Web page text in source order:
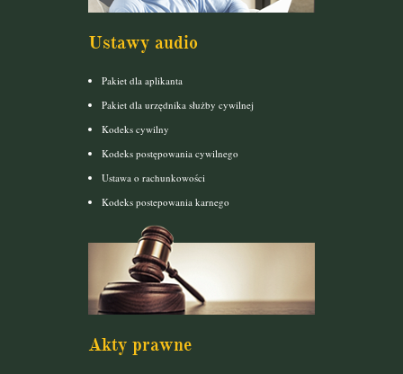
Ustawy audio
Pakiet dla aplikanta
Pakiet dla urzędnika służby cywilnej
Kodeks cywilny
Kodeks postępowania cywilnego
Ustawa o rachunkowości
Kodeks postepowania karnego
Akty prawne